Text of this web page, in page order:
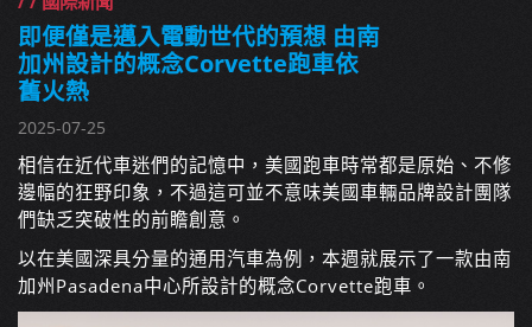
即便僅是邁入電動世代的預想 由南
加州設計的概念Corvette跑車依
舊火熱
2025-07-25
相信在近代車迷們的記憶中，美國跑車時常都是原始、不修
邊幅的狂野印象，不過這可並不意味美國車輛品牌設計團隊
們缺乏突破性的前瞻創意。
以在美國深具分量的通用汽車為例，本週就展示了一款由南
加州Pasadena中心所設計的概念Corvette跑車。